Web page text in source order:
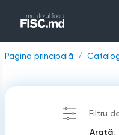
Pagina principală
Filtru
Arată: